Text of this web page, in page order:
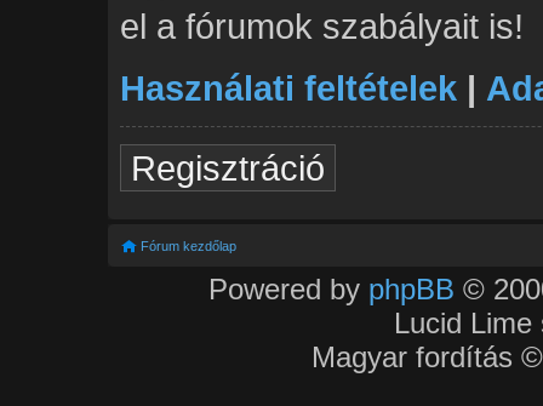
el a fórumok szabályait is!
Használati feltételek|
Regisztráció
Fórum kezdőlap
Powered by phpBB ©
Lucid
Magyar fordítás